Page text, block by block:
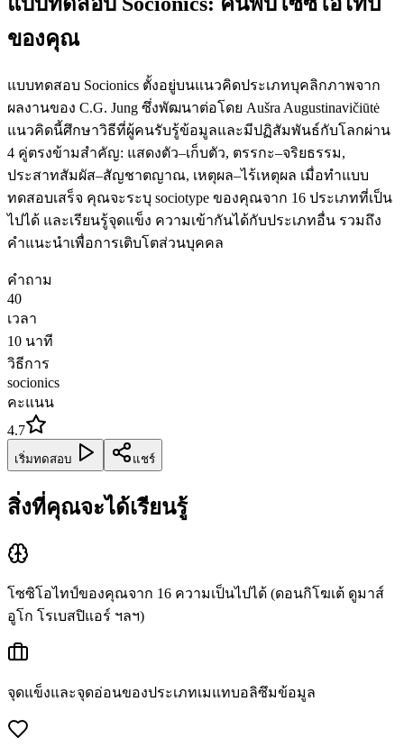
ของคุณ
แบบทดสอบ Socionics ตั้งอยู่บนแนวคิดประเภทบุคลิกภาพจาก
ผลงานของ C.G. Jung ซึ่งพัฒนาต่อโดย Aušra Augustinavičiūtė
แนวคิดนี้ศึกษาวิธีที่ผู้คนรับรู้ข้อมูลและมีปฏิสัมพันธ์กับโลกผ่าน
4 คู่ตรงข้ามสำคัญ: แสดงตัว–เก็บตัว, ตรรกะ–จริยธรรม,
ประสาทสัมผัส–สัญชาตญาณ, เหตุผล–ไร้เหตุผล เมื่อทำแบบ
ทดสอบเสร็จ คุณจะระบุ sociotype ของคุณจาก 16 ประเภทที่เป็น
ไปได้ และเรียนรู้จุดแข็ง ความเข้ากันได้กับประเภทอื่น รวมถึง
คำแนะนำเพื่อการเติบโตส่วนบุคคล
คำถาม
40
เวลา
10 นาที
วิธีการ
socionics
คะแนน
4.7
เริ่มทดสอบ แชร์
สิ่งที่คุณจะได้เรียนรู้
โซซิโอไทป์ของคุณจาก 16 ความเป็นไปได้ (ดอนกิโฆเต้ ดูมาส์
อูโก โรเบสปิแอร์ ฯลฯ)
จุดแข็งและจุดอ่อนของประเภทเมแทบอลิซึมข้อมูล